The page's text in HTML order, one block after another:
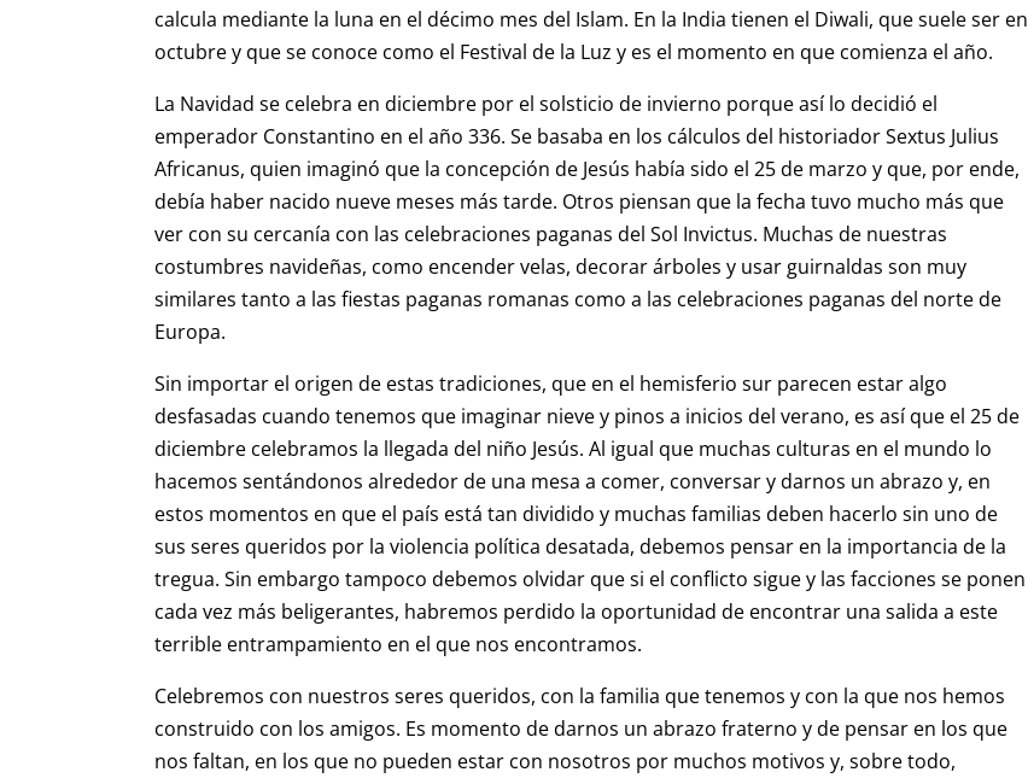
calcula mediante la luna en el décimo mes del Islam. En la India tienen el Diwali, que suele ser en
octubre y que se conoce como el Festival de la Luz y es el momento en que comienza el año.
La Navidad se celebra en diciembre por el solsticio de invierno porque así lo decidió el
emperador Constantino en el año 336. Se basaba en los cálculos del historiador Sextus Julius
Africanus, quien imaginó que la concepción de Jesús había sido el 25 de marzo y que, por ende,
debía haber nacido nueve meses más tarde. Otros piensan que la fecha tuvo mucho más que
ver con su cercanía con las celebraciones paganas del Sol Invictus. Muchas de nuestras
costumbres navideñas, como encender velas, decorar árboles y usar guirnaldas son muy
similares tanto a las fiestas paganas romanas como a las celebraciones paganas del norte de
Europa.
Sin importar el origen de estas tradiciones, que en el hemisferio sur parecen estar algo
desfasadas cuando tenemos que imaginar nieve y pinos a inicios del verano, es así que el 25 de
diciembre celebramos la llegada del niño Jesús. Al igual que muchas culturas en el mundo lo
hacemos sentándonos alrededor de una mesa a comer, conversar y darnos un abrazo y, en
estos momentos en que el país está tan dividido y muchas familias deben hacerlo sin uno de
sus seres queridos por la violencia política desatada, debemos pensar en la importancia de la
tregua. Sin embargo tampoco debemos olvidar que si el conflicto sigue y las facciones se ponen
cada vez más beligerantes, habremos perdido la oportunidad de encontrar una salida a este
terrible entrampamiento en el que nos encontramos.
Celebremos con nuestros seres queridos, con la familia que tenemos y con la que nos hemos
construido con los amigos. Es momento de darnos un abrazo fraterno y de pensar en los que
nos faltan, en los que no pueden estar con nosotros por muchos motivos y, sobre todo,